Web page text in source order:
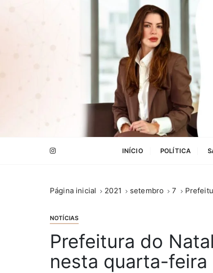
ú
INÍCIO POLÍTICA
Página inicial 2021 setembro 7
NOTÍCIAS
Prefeitura do
nesta quarta-feira